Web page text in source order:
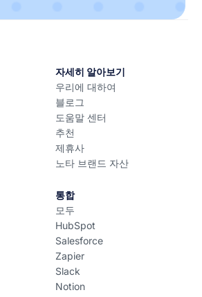
자세히 알아보기
우리에 대하여
블로그
도움말 센터
추천
제휴사
노타 브랜드 자산
통합
모두
HubSpot
Salesforce
Zapier
Slack
Notion